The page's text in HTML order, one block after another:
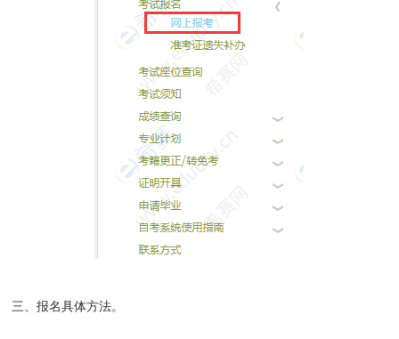
三、报名具体方法。